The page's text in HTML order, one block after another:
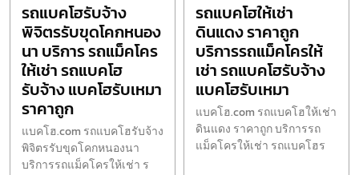
รถแบคโฮรับจ้าง
พิจิตรรับขุดโคกหนอง
นา บริการ รถแม็คโคร
ให้เช่า รถแบคโฮ
รับจ้าง แบคโฮรับเหมา
ราคาถูก
แบคโฮ.com รถแบคโฮรับจ้าง
พิจิตรรับขุดโคกหนองนา
บริการรถแม็คโครให้เช่า ร
รถแบคโฮให้เช่า
ดินแดง ราคาถูก
บริการรถแม็คโครให้
เช่า รถแบคโฮรับจ้าง
แบคโฮรับเหมา
แบคโฮ.com รถแบคโฮให้เช่า
ดินแดง ราคาถูก บริการรถ
แม็คโครให้เช่า รถแบคโฮร